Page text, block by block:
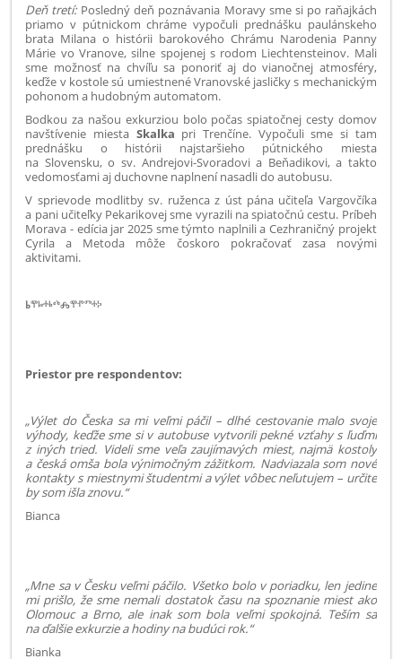
Deň tretí: Posledný deň poznávania Moravy sme si po raňajkách
priamo v pútnickom chráme vypočuli prednášku paulánskeho
brata Milana o histórii barokového Chrámu Narodenia Panny
Márie vo Vranove, silne spojenej s rodom Liechtensteinov. Mali
sme možnosť na chvíľu sa ponoriť aj do vianočnej atmosféry,
keďže v kostole sú umiestnené Vranovské jasličky s mechanickým
pohonom a hudobným automatom.
Bodkou za našou exkurziou bolo počas spiatočnej cesty domov
navštívenie miesta Skalka pri Trenčíne. Vypočuli sme si tam
prednášku o histórii najstaršieho pútnického miesta
na Slovensku, o sv. Andrejovi-Svoradovi a Beňadikovi, a takto
vedomosťami aj duchovne naplnení nasadli do autobusu.
V sprievode modlitby sv. ruženca z úst pána učiteľa Vargovčíka
a pani učiteľky Pekarikovejsme vyrazili na spiatočnú cestu. Príbeh
Morava - edícia jar 2025 sme týmto naplnili a Cezhraničný projekt
Cyrila a Metoda môže čoskoro pokračovať zasa novými
aktivitami.
ⰓⰹⱈⰰⱃⰴⰎⰹⱂⱅⰰⰽ
Priestor pre respondentov:
„Výlet do Česka sa mi veľmi páčil – dlhé cestovanie malo svoje
výhody, keďže sme si v autobuse vytvorili pekné vzťahy s ľuďmi
z iných tried. Videli sme veľa zaujímavých miest, najmä kostoly
a česká omša bola výnimočným zážitkom. Nadviazala som nové
kontakty s miestnymi študentmi a výlet vôbec neľutujem – určite
by som išla znovu.“
Bianca
„Mne sa v Česku veľmi páčilo. Všetko bolo v poriadku, len jedine
mi prišlo, že sme nemali dostatok času na spoznanie miest ako
Olomouc a Brno, ale inak som bola veľmi spokojná. Teším sa
na ďalšie exkurzie a hodiny na budúci rok.“
Bianka